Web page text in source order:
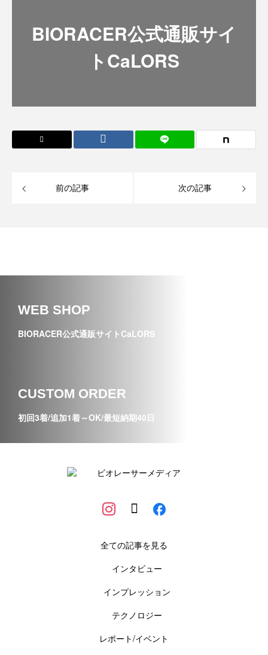
BIORACER公式通販サイ
トCaLORS
前の記事 次の記事
WEB SHOP
BIORACER公式通販サイトCaLORS
CUSTOM ORDER
初回3着/追加1着～OK/最短納期40日
全ての記事を見る
インタビュー
インプレッション
テクノロジー
レポート/イベント